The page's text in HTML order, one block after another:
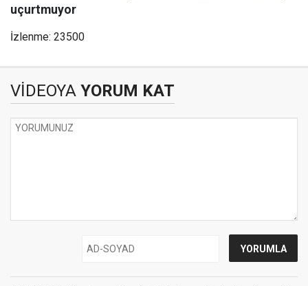
uçurtmuyor
İzlenme: 23500
VİDEOYA YORUM KAT